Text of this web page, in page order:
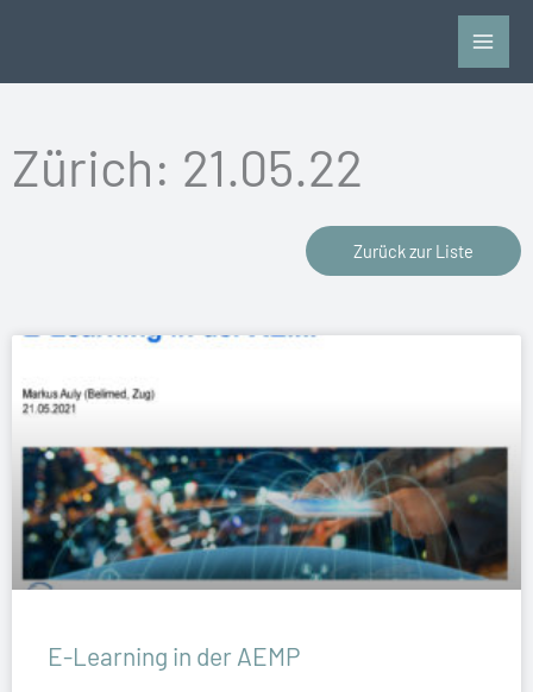
Zürich: 21.05.22
Zurück zur Liste
E-Learning in der AEMP